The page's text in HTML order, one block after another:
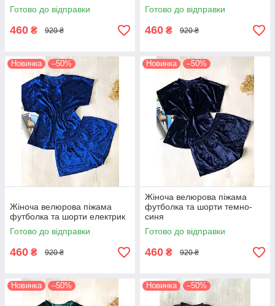
Готово до відправки
460 ₴ 920 ₴
Готово до відправки
460 ₴ 920 ₴
Новинка –50%
Жіноча велюрова піжама
футболка та шорти електрик
Готово до відправки
460 ₴ 920 ₴
Новинка –50%
Жіноча велюрова піжама
футболка та шорти темно-
синя
Готово до відправки
460 ₴ 920 ₴
Новинка –50% Новинка –50%